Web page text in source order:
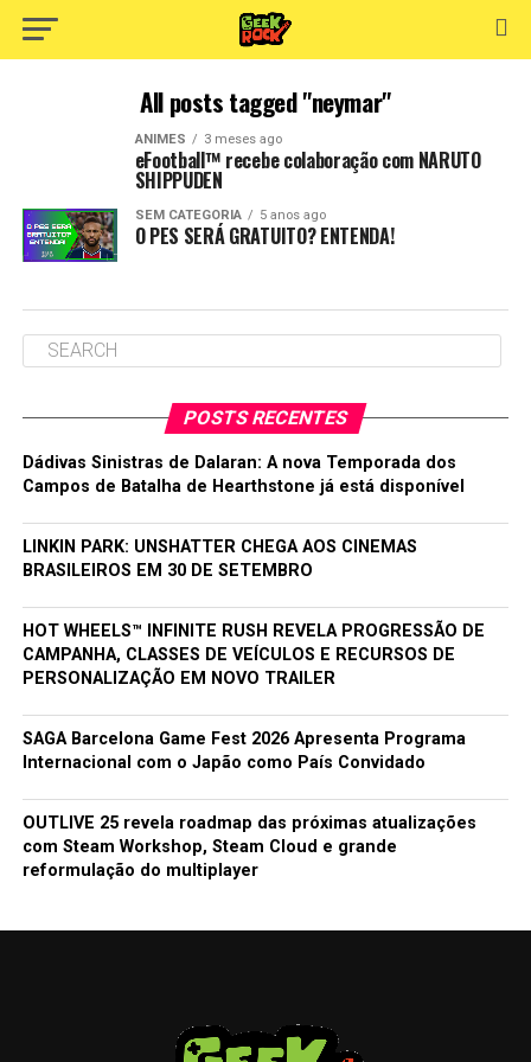
All posts tagged "neymar"
ANIMES 3 meses ago
eFootball™ recebe colaboração com NARUTO
SHIPPUDEN
SEM CATEGORIA 5 anos ago
O PES SERÁ GRATUITO? ENTENDA!
POSTS RECENTES
Dádivas Sinistras de Dalaran: A nova Temporada dos
Campos de Batalha de Hearthstone já está disponível
LINKIN PARK: UNSHATTER CHEGA AOS CINEMAS
BRASILEIROS EM 30 DE SETEMBRO
HOT WHEELS™ INFINITE RUSH REVELA PROGRESSÃO DE
CAMPANHA, CLASSES DE VEÍCULOS E RECURSOS DE
PERSONALIZAÇÃO EM NOVO TRAILER
SAGA Barcelona Game Fest 2026 Apresenta Programa
Internacional com o Japão como País Convidado
OUTLIVE 25 revela roadmap das próximas atualizações
com Steam Workshop, Steam Cloud e grande
reformulação do multiplayer